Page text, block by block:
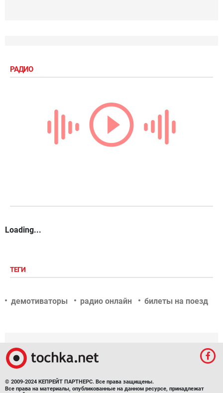
РАДИО
Loading...
ТЕГИ
демотиваторы радио онлайн билеты на поезд
© 2009-2024 КЕПРЕЙТ ПАРТНЕРС. Все права защищены.
Все права на материалы, опубликованные на данном ресурсе, принадлежат